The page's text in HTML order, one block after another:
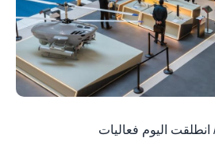
وام/ انطلقت اليوم فعاليات